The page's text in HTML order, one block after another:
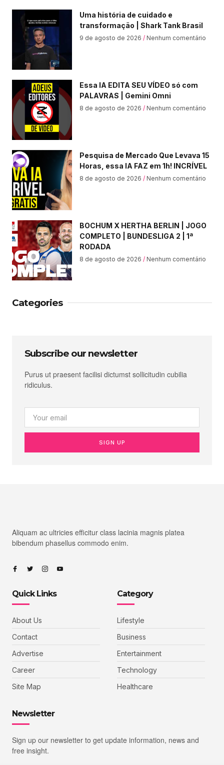
Uma história de cuidado e
transformação | Shark Tank Brasil
9 de agosto de 2026 Nenhum comentário
Essa IA EDITA SEU VÍDEO só com
PALAVRAS | Gemini Omni
8 de agosto de 2026 Nenhum comentário
Pesquisa de Mercado Que Levava 15
Horas, essa IA FAZ em 1h! INCRÍVEL
8 de agosto de 2026 Nenhum comentário
BOCHUM X HERTHA BERLIN | JOGO
COMPLETO | BUNDESLIGA 2 | 1ª
RODADA
8 de agosto de 2026 Nenhum comentário
Categories
Subscribe our newsletter
Purus ut praesent facilisi dictumst sollicitudin cubilia
ridiculus.
SIGN UP
Aliquam ac ultricies efficitur class lacinia magnis platea
bibendum phasellus commodo enim.
Quick Links
About Us
Contact
Advertise
Career
Site Map
Category
Lifestyle
Business
Entertainment
Technology
Healthcare
Newsletter
Sign up our newsletter to get update information, news and
free insight.